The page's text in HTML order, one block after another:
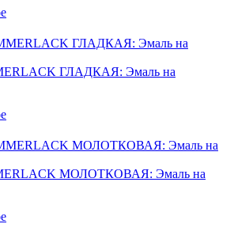
ГЛАДКАЯ: Эмаль на
МОЛОТКОВАЯ: Эмаль на